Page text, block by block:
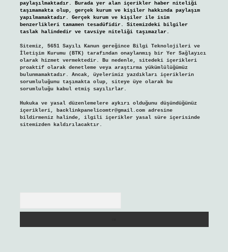
paylaşılmaktadır. Burada yer alan içerikler haber niteliği
taşımamakta olup, gerçek kurum ve kişiler hakkında paylaşım
yapılmamaktadır. Gerçek kurum ve kişiler ile isim
benzerlikleri tamamen tesadüfidir. Sitemizdeki bilgiler
taslak halindedir ve tavsiye niteliği taşımazlar.
Sitemiz, 5651 Sayılı Kanun gereğince Bilgi Teknolojileri ve
İletişim Kurumu (BTK) tarafından onaylanmış bir Yer Sağlayıcı
olarak hizmet vermektedir. Bu nedenle, sitedeki içerikleri
proaktif olarak denetleme veya araştırma yükümlülüğümüz
bulunmamaktadır. Ancak, üyelerimiz yazdıkları içeriklerin
sorumluluğunu taşımakta olup, siteye üye olarak bu
sorumluluğu kabul etmiş sayılırlar.
Hukuka ve yasal düzenlemelere aykırı olduğunu düşündüğünüz
içerikleri, backlinkpanelicomtr@gmail.comadresine
bildirmeniz halinde, ilgili içerikler yasal süre içerisinde
sitemizden kaldırılacaktır.